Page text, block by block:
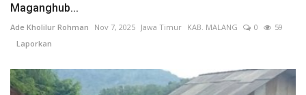
Maganghub...
Ade Kholilur Rohman Nov 7, 2025 Jawa Timur KAB. MALANG 0
59
Laporkan